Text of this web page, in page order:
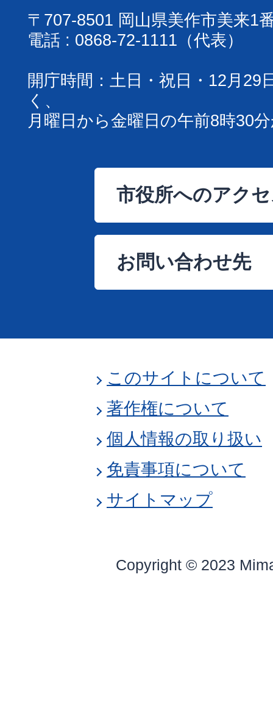
〒707-8501 岡山県美作市美来1
電話 : 0868-72-1111（代表）
開庁時間：土日・祝日・12月29
く、
月曜日から金曜日の午前8時30
市役所へのアク
お問い合わせ先
このサイトについて
著作権について
個人情報の取り扱い
免責事項について
サイトマップ
Copyright © 2023